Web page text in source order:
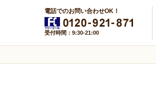
電話でのお問い合わせOK！
受付時間：9:30-21:00